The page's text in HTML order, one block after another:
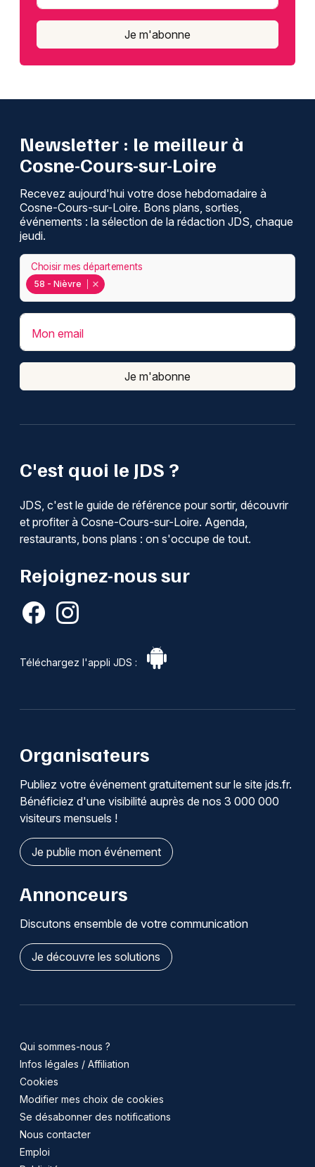
Je m'abonne
C'est quoi le JDS ?
JDS, c'est le guide de référence pour sortir, découvrir
et profiter à Cosne-Cours-sur-Loire. Agenda,
restaurants, bons plans : on s'occupe de tout.
Rejoignez-nous sur
Téléchargez l'appli JDS :
Newsletter : le meilleur à
Cosne-Cours-sur-Loire
Recevez aujourd'hui votre dose hebdomadaire à
Cosne-Cours-sur-Loire. Bons plans, sorties,
événements : la sélection de la rédaction JDS, chaque
jeudi.
58 - Nièvre
Choisir mes départements
Mon email
Je m'abonne
Organisateurs
Publiez votre événement gratuitement sur le site jds.fr.
Bénéficiez d'une visibilité auprès de nos 3 000 000
visiteurs mensuels !
Je publie mon événement
Annonceurs
Discutons ensemble de votre communication
Je découvre les solutions
Qui sommes-nous ?
Infos légales / Affiliation
Cookies
Modifier mes choix de cookies
Se désabonner des notifications
Nous contacter
Emploi